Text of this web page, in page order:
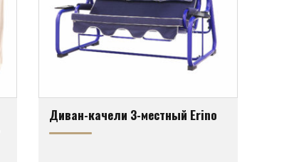
Диван-качели 3-местный Erino